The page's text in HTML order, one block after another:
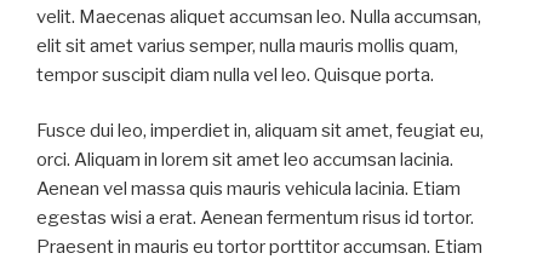
velit. Maecenas aliquet accumsan leo. Nulla accumsan,
elit sit amet varius semper, nulla mauris mollis quam,
tempor suscipit diam nulla vel leo. Quisque porta.
Fusce dui leo, imperdiet in, aliquam sit amet, feugiat eu,
orci. Aliquam in lorem sit amet leo accumsan lacinia.
Aenean vel massa quis mauris vehicula lacinia. Etiam
egestas wisi a erat. Aenean fermentum risus id tortor.
Praesent in mauris eu tortor porttitor accumsan. Etiam